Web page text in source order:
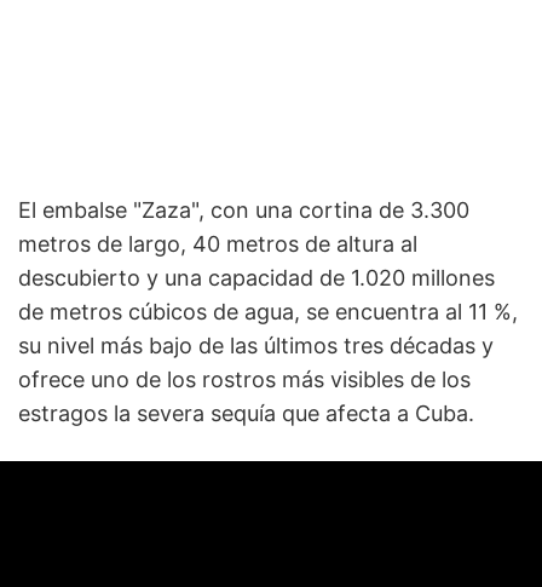
El embalse "Zaza", con una cortina de 3.300
metros de largo, 40 metros de altura al
descubierto y una capacidad de 1.020 millones
de metros cúbicos de agua, se encuentra al 11 %,
su nivel más bajo de las últimos tres décadas y
ofrece uno de los rostros más visibles de los
estragos la severa sequía que afecta a Cuba.